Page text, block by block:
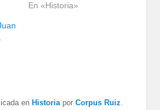
En «Historia»
en HistoriaporCorpus Ruiz.